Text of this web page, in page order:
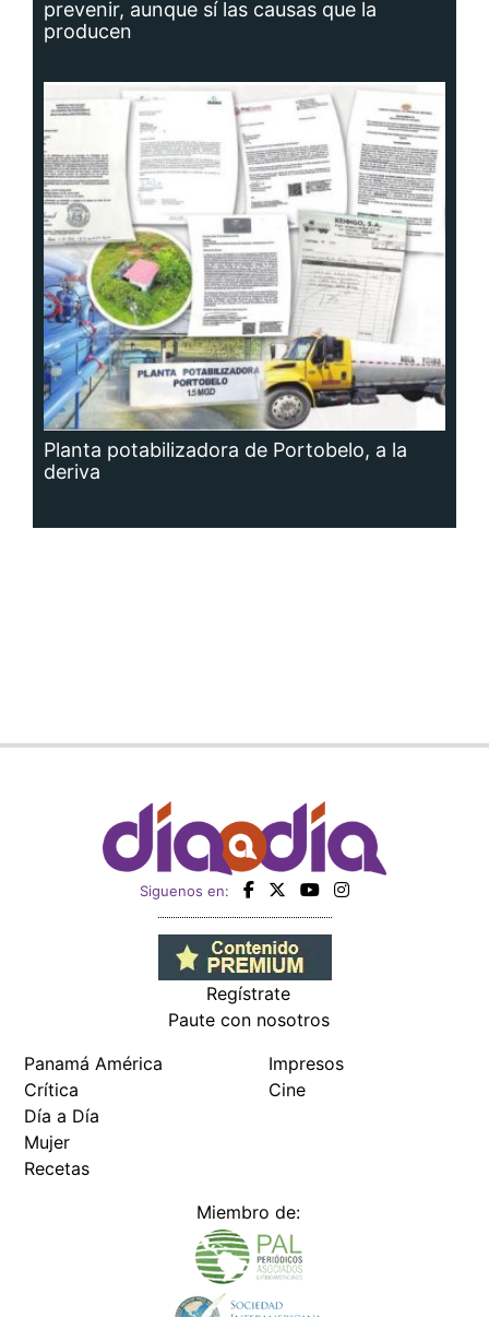
prevenir, aunque sí las causas que la
producen
Planta potabilizadora de Portobelo, a la
deriva
Siguenos en:
Regístrate
Paute con nosotros
Panamá América
Crítica
Día a Día
Mujer
Recetas
Impresos
Cine
Miembro de: